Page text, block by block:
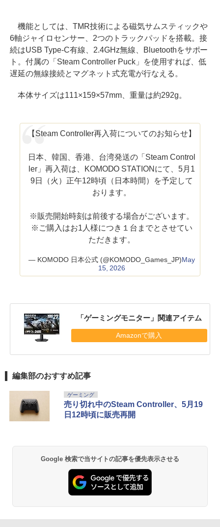
機能としては、TMR技術による磁気サムスティックや
6軸ジャイロセンサー、2つのトラックパッドを搭載。接
続はUSB Type-C有線、2.4GHz無線、Bluetoothをサポー
ト。付属の「Steam Controller Puck」を使用すれば、低
遅延の無線接続とマグネット式充電が行なえる。
本体サイズは111×159×57mm、重量は約292g。
【Steam Controller再入荷についてのお知らせ】
日本、韓国、香港、台湾発送の「Steam Control
ler」再入荷は、KOMODO STATIONにて、5月1
9日（火）正午12時頃（日本時間）を予定して
おります。
※販売開始時刻は前後する場合がございます。
※ご購入はお1人様につき１台までとさせてい
ただきます。
— KOMODO 日本公式 (@KOMODO_Games_JP)May
15, 2026
「ゲーミングモニター」関連アイテム
Amazonで購入
編集部のおすすめ記事
ゲーミング
売り切れ中のSteam Controller、5月19
日12時頃に販売再開
Google 検索で当サイトの記事を優先表示させる